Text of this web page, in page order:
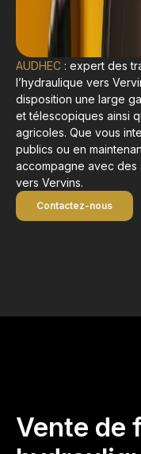
AUDHEC : expert des
l’hydraulique vers
disposition une large
et télescopiques ainsi
agricoles. Que vous
publics ou en
accompagne avec des
vers Vervins.
Contactez-nous
Vente de